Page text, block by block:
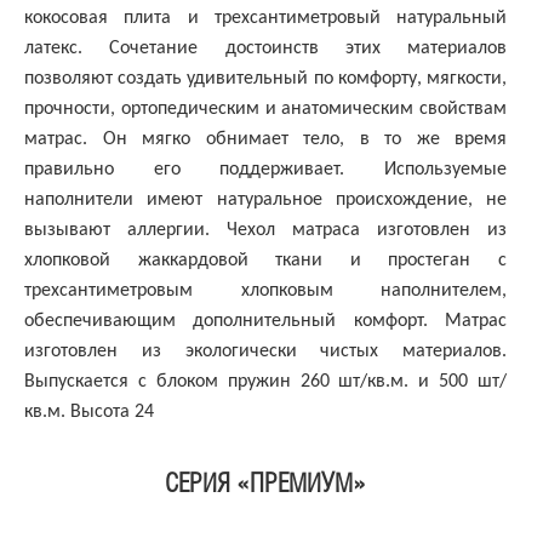
кокосовая плита и трехсантиметровый натуральный
латекс. Сочетание достоинств этих материалов
позволяют создать удивительный по комфорту, мягкости,
прочности, ортопедическим и анатомическим свойствам
матрас. Он мягко обнимает тело, в то же время
правильно его поддерживает. Используемые
наполнители имеют натуральное происхождение, не
вызывают аллергии. Чехол матраса изготовлен из
хлопковой жаккардовой ткани и простеган с
трехсантиметровым хлопковым наполнителем,
обеспечивающим дополнительный комфорт. Матрас
изготовлен из экологически чистых материалов.
Выпускается с блоком пружин 260 шт/кв.м. и 500 шт/
кв.м. Высота 24
СЕРИЯ «ПРЕМИУМ»